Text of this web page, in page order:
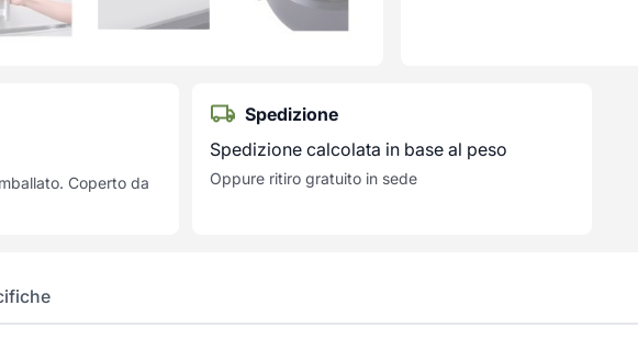
Coperto da
Spedizione
Spedizione calcolata in base al peso
Oppure ritiro gratuito in sede